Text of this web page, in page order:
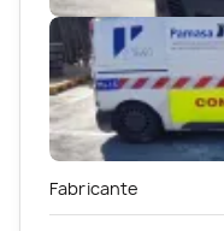
Fabricante